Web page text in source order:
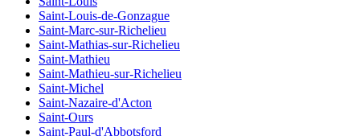
Saint-Louis-de-Gonzague
Saint-Marc-sur-Richelieu
Saint-Mathias-sur-Richelieu
Saint-Mathieu
Saint-Mathieu-sur-Richelieu
Saint-Michel
Saint-Nazaire-d'Acton
Saint-Ours
Saint-Paul-d'Abbotsford